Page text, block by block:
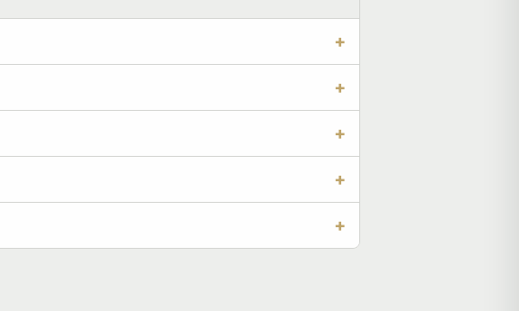
+
+
+
+
+